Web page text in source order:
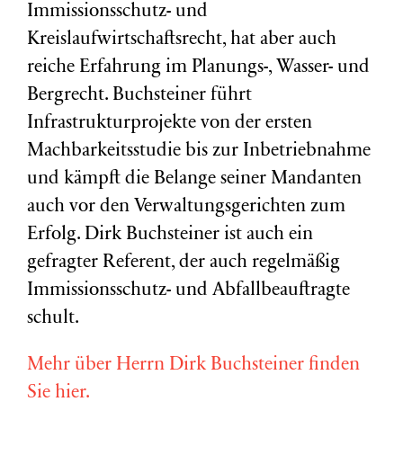
Immissionsschutz- und
Kreislaufwirtschaftsrecht, hat aber auch
reiche Erfahrung im Planungs-, Wasser- und
Bergrecht. Buchsteiner führt
Infrastrukturprojekte von der ersten
Machbarkeitsstudie bis zur Inbetriebnahme
und kämpft die Belange seiner Mandanten
auch vor den Verwaltungsgerichten zum
Erfolg. Dirk Buchsteiner ist auch ein
gefragter Referent, der auch regelmäßig
Immissionsschutz- und Abfallbeauftragte
schult.
Mehr über Herrn Dirk Buchsteiner finden
Sie hier.